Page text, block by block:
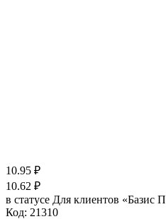
10.95 ₽
10.62 ₽
в статусе Для клиентов «Базис
Код: 21310